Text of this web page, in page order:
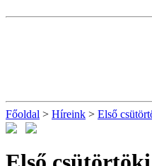
Főoldal > Híreink > Első